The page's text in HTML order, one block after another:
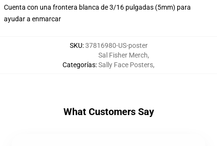
Cuenta con una frontera blanca de 3/16 pulgadas (5mm) para
ayudar a enmarcar
SKU:37816980-US-poster
Categorías:
Sal Fisher Merch,
Sally Face Posters,
What Customers Say